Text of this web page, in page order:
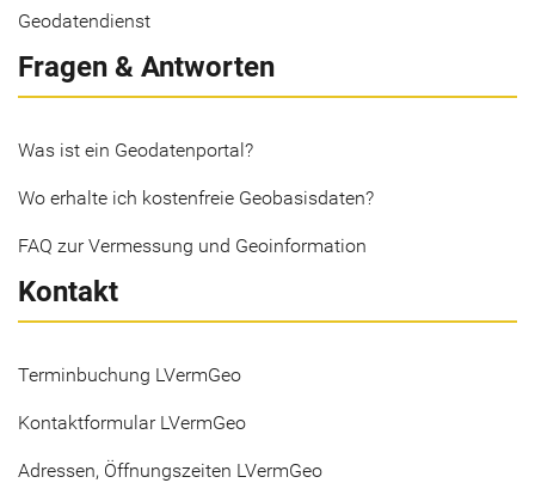
Geodatendienst
Fragen & Antworten
Was ist ein Geodatenportal?
Wo erhalte ich kostenfreie Geobasisdaten?
FAQ zur Vermessung und Geoinformation
Kontakt
Terminbuchung LVermGeo
Kontaktformular LVermGeo
Adressen, Öffnungszeiten LVermGeo